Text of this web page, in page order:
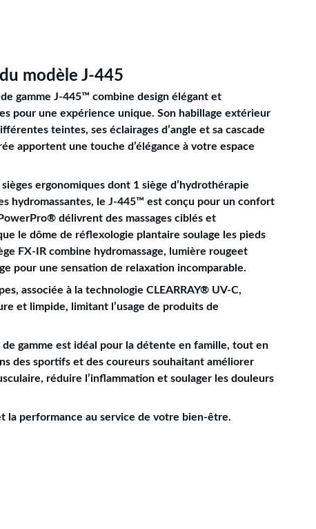
modèle J-445
de gamme J-445™ combine design élégant et
pour une expérience unique. Son habillage extérieur
teintes, ses éclairages d’angle et sa cascade
apportent une touche d’élégance à votre espace
sièges ergonomiques dont 1 siège d’hydrothérapie
hydromassantes, le J-445™ est conçu pour un confort
délivrent des massages ciblés et
le dôme de réflexologie plantaire soulage les pieds
FX-IR combine hydromassage, lumière rougeet
pour une sensation de relaxation incomparable.
associée à la technologie CLEARRAY® UV-C,
et limpide, limitant l’usage de produits de
de gamme est idéal pour la détente en famille, tout en
des sportifs et des coureurs souhaitant améliorer
réduire l’inflammation et soulager les douleurs
la performance au service de votre bien-être.